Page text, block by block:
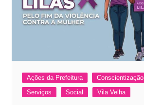
Ações da Prefeitura Conscientização
Serviços
Social Vila Velha